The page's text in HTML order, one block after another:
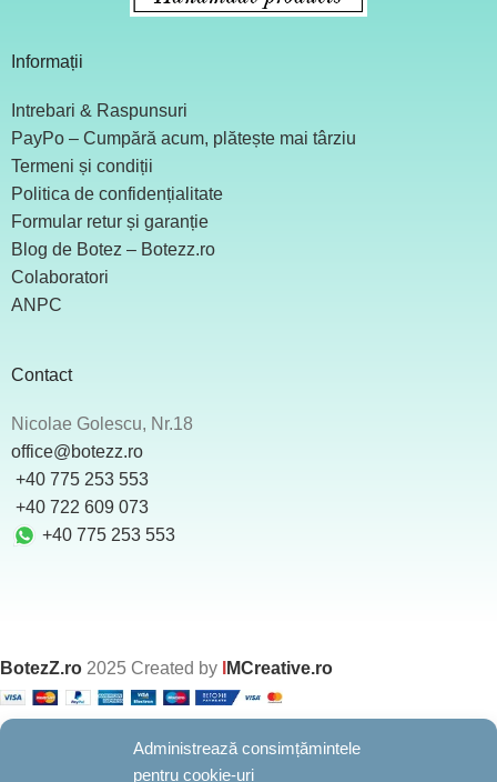
Administrează consimțămintele
pentru cookie-uri
Informații
Intrebari & Raspunsuri
PayPo – Cumpără acum, plătește mai târziu
Termeni și condiții
Politica de confidențialitate
Formular retur și garanție
Blog de Botez – Botezz.ro
Colaboratori
ANPC
Contact
Nicolae Golescu, Nr.18
office@botezz.ro
+40 775 253 553
‪ +40 722 609 073
+40 775 253 553
BotezZ.ro 2025 Created by MCreative.ro
În perioada 10-16 august suntem în concediu.